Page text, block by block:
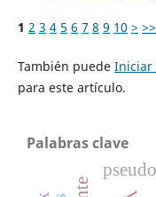
1 2 3 4 5 6 7 8 9 10 > >>
También puede Iniciar
para este artículo.
Palabras clave